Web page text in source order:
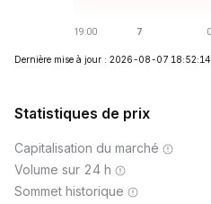
Dernière mise à jour : 2026-08-07 18:52:14
Statistiques de prix
Capitalisation du marché
Volume sur 24 h
Sommet historique